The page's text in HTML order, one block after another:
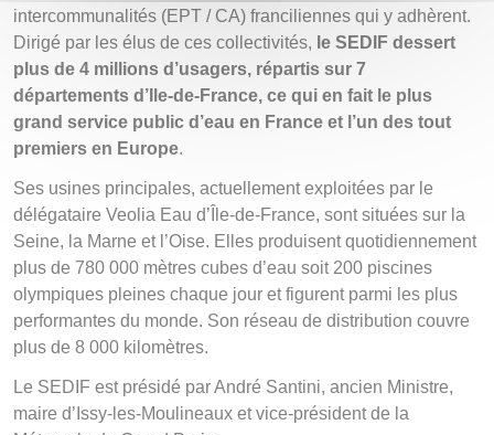
intercommunalités (EPT / CA) franciliennes qui y adhèrent.
Dirigé par les élus de ces collectivités, le SEDIF dessert
plus de 4 millions d’usagers, répartis sur 7
départements d’Ile-de-France, ce qui en fait le plus
grand service public d’eau en France et l’un des tout
premiers en Europe.
Ses usines principales, actuellement exploitées par le
délégataire Veolia Eau d’Île-de-France, sont situées sur la
Seine, la Marne et l’Oise. Elles produisent quotidiennement
plus de 780 000 mètres cubes d’eau soit 200 piscines
olympiques pleines chaque jour et figurent parmi les plus
performantes du monde. Son réseau de distribution couvre
plus de 8 000 kilomètres.
Le SEDIF est présidé par André Santini, ancien Ministre,
maire d’Issy-les-Moulineaux et vice-président de la